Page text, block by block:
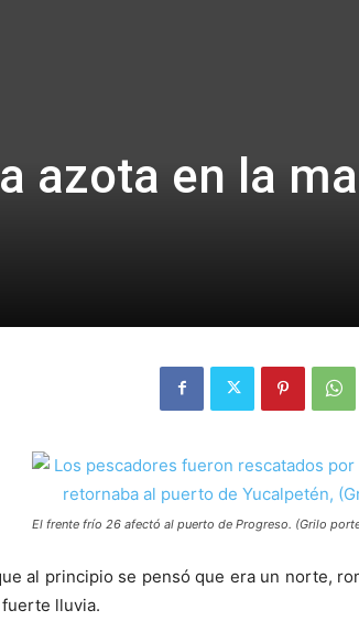
azota en la
El frente frío 26 afectó al puerto de Progreso. (Grilo
al principio se pensó que era un norte,
lluvia.